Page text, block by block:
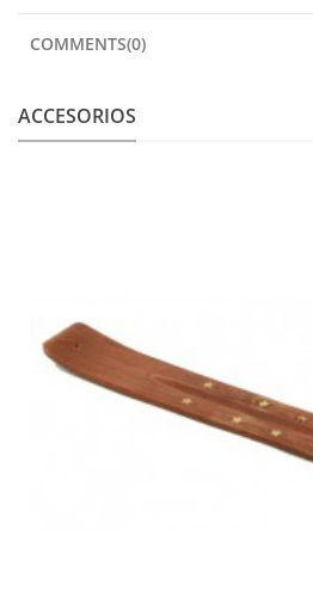
COMMENTS(0)
ACCESORIOS